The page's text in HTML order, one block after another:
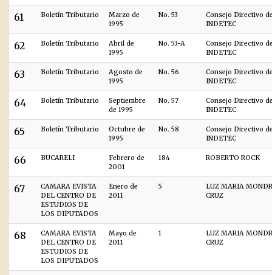
61 Boletín Tributario
Marzo de
1995
No. 53
Consejo Directivo
INDETEC
62 Boletín Tributario
Abril de
1995
No. 53-A
Consejo Directivo
INDETEC
63 Boletín Tributario
Agosto de
1995
No. 56
Consejo Directivo
INDETEC
64 Boletín Tributario
Septiembre
de 1995
No. 57
Consejo Directivo
INDETEC
65 Boletín Tributario
Octubre de
1995
No. 58
Consejo Directivo
INDETEC
66 BUCARELI
Febrero de
2001
184 ROBERTO ROCK
67
CAMARA EVISTA
DEL CENTRO DE
ESTUDIOS DE
LOS DIPUTADOS
Enero de
2011
5
LUZ MARIA
CRUZ
68
CAMARA EVISTA
DEL CENTRO DE
ESTUDIOS DE
LOS DIPUTADOS
Mayo de
2011
1
LUZ MARIA
CRUZ